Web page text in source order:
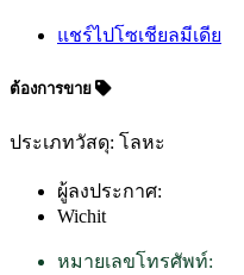
แชร์ไปโซเชียลมีเดีย
ต้องการขาย
ประเภทวัสดุ: โลหะ
ผู้ลงประกาศ:
Wichit
หมายเลขโทรศัพท์: